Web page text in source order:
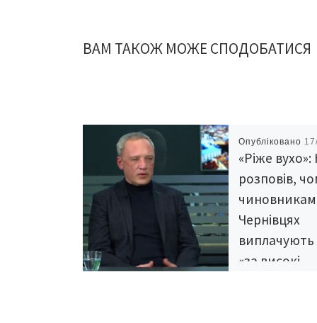
ВАМ ТАКОЖ МОЖЕ СПОДОБАТИСЯ
Опубліковано
«Ріже вухо»:
розповів,
Чернівцях
виплачують
«за високі